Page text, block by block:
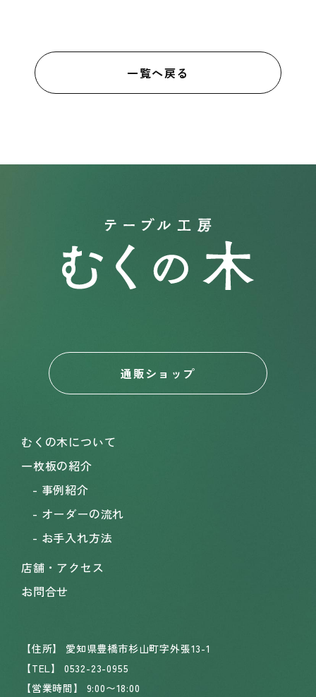
一覧へ戻る
通販ショップ
むくの木について
一枚板の紹介
事例紹介
オーダーの流れ
お手入れ方法
店舗・アクセス
お問合せ
【住所】
愛知県豊橋市杉山町字外張13-1
【TEL】
0532-23-0955
【営業時間】
9:00〜18:00